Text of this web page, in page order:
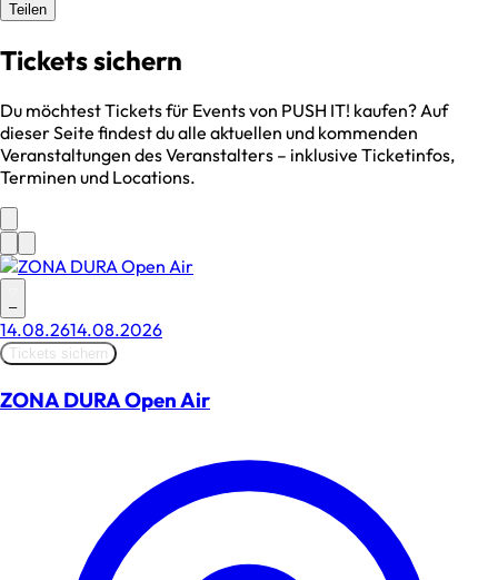
Teilen
Tickets sichern
Du möchtest Tickets für Events von PUSH IT! kaufen? Auf
dieser Seite findest du alle aktuellen und kommenden
Veranstaltungen des Veranstalters – inklusive Ticketinfos,
Terminen und Locations.
–
14.08.2614.08.2026
Tickets sichern
ZONA DURA Open Air